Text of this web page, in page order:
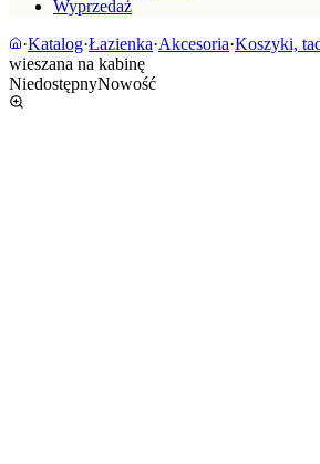
Wyprzedaż
·Katalog·Łazienka·Akcesoria·Koszyki,
wieszana na kabinę
NiedostępnyNowość